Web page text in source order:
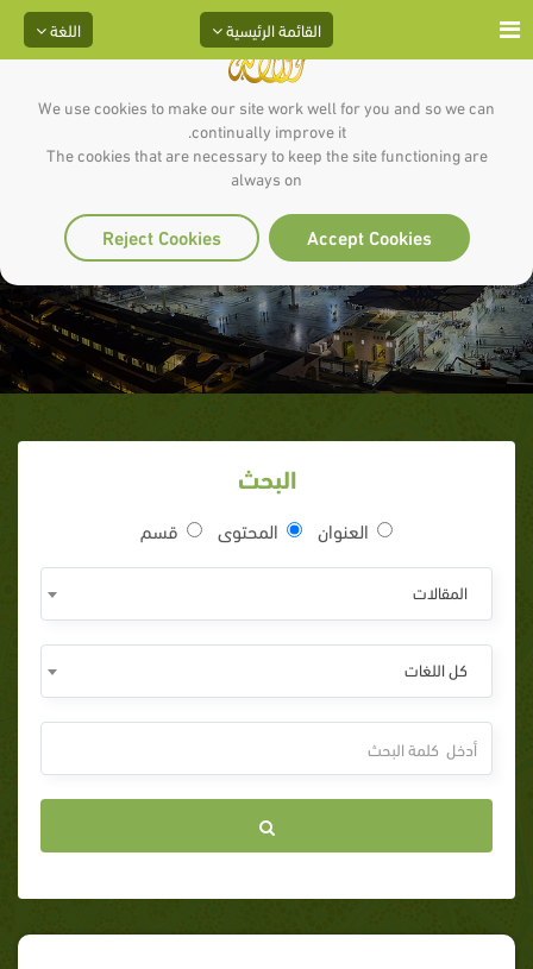
We use cookies to make our site work well for you and so we can
continually improve it.
The cookies that are necessary to keep the site functioning are
always on
Accept Cookies
Reject Cookies
اللغة القائمة الرئيسية
أوائل المهاجرين
البحث
العنوان المحتوى قسم
المقالات
كل اللغات